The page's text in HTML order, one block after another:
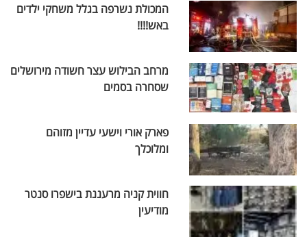
המכולת נשרפה בגלל משחקי ילדים
באש!!!!
מרחב הבילוש עצר חשודה מירושלים
שסחרה בסמים
פארק אורי וישעי עדיין מזוהם
ומלוכלך
חווית קניה מרעננת בישפרו סנטר
מודיעין